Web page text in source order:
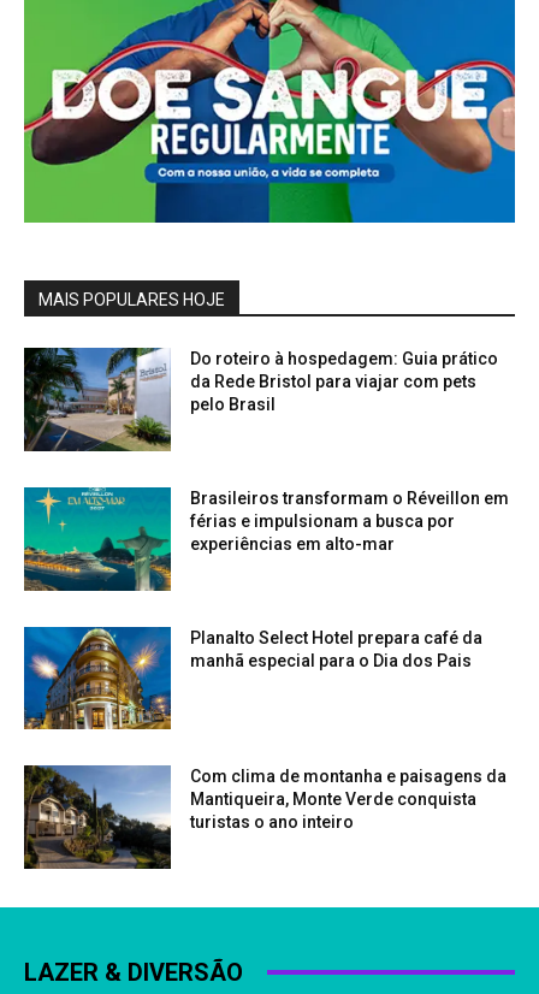
MAIS POPULARES HOJE
Do roteiro à hospedagem: Guia prático
da Rede Bristol para viajar com pets
pelo Brasil
Brasileiros transformam o Réveillon em
férias e impulsionam a busca por
experiências em alto-mar
Planalto Select Hotel prepara café da
manhã especial para o Dia dos Pais
Com clima de montanha e paisagens da
Mantiqueira, Monte Verde conquista
turistas o ano inteiro
LAZER & DIVERSÃO